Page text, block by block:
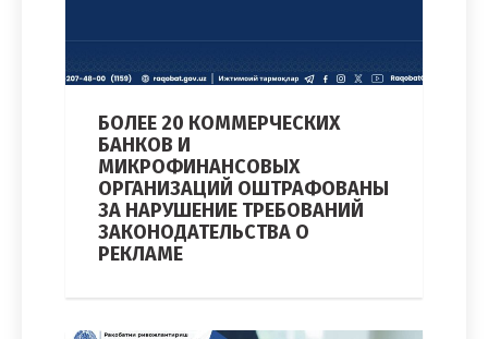
БОЛЕЕ 20 КОММЕРЧЕСКИХ
БАНКОВ И
МИКРОФИНАНСОВЫХ
ОРГАНИЗАЦИЙ ОШТРАФОВАНЫ
ЗА НАРУШЕНИЕ ТРЕБОВАНИЙ
ЗАКОНОДАТЕЛЬСТВА О
РЕКЛАМЕ